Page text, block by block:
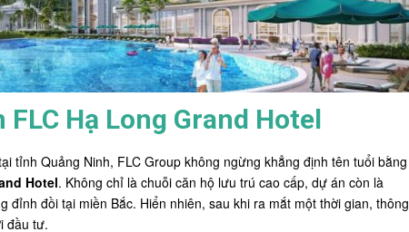
Hạ Long Grand Hotel
tỉnh Quảng Ninh, FLC Group không ngừng khẳng định tên tuổi bằng
Hotel. Không chỉ là chuỗi căn hộ lưu trú cao cấp, dự án còn là
đồi tại miền Bắc. Hiển nhiên, sau khi ra mắt một thời gian, thông
đầu tư.